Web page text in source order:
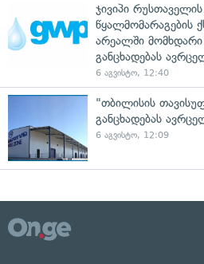
ჯივიპი
წყალმომარაგების
არეალში მომხდარი
განცხადებას
6 აგვისტო, 12:40
"თბილისის
განცხადებას
6 აგვისტო, 12:09